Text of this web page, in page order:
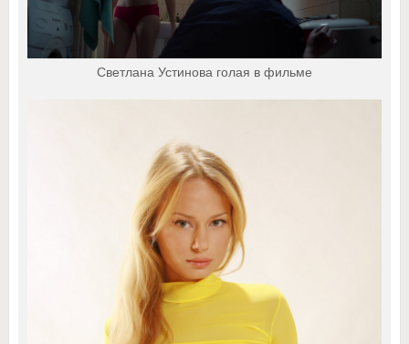
Светлана Устинова голая в фильме